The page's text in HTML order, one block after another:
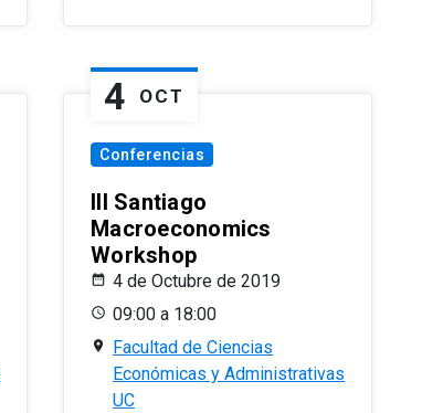
4 OCT
Conferencias
III Santiago
Macroeconomics
Workshop
4 de Octubre de 2019
09:00 a 18:00
Facultad de Ciencias
Económicas y Administrativas
UC